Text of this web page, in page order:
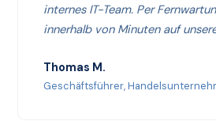
internes IT-Team. Per
innerhalb von Minuten auf
Thomas M.
Geschäftsführer,